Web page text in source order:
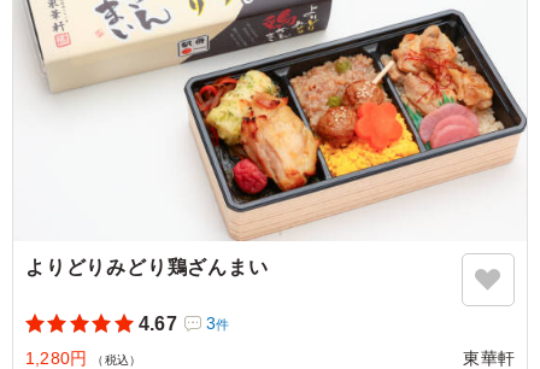
よりどりみどり鶏ざんまい
4.67 3件
1,280円 （税込） 東華軒